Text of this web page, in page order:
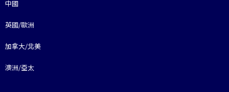
中國
英國/歐洲
加拿大/北美
澳洲/亞太